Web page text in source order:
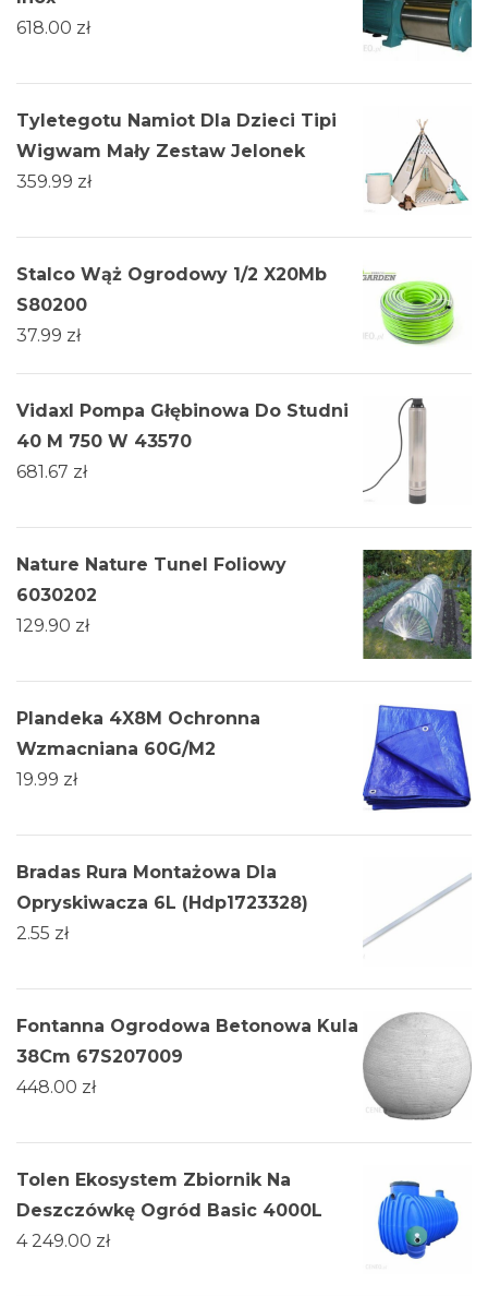
618.00 zł
Tyletegotu Namiot Dla Dzieci Tipi
Wigwam Mały Zestaw Jelonek
359.99 zł
Stalco Wąż Ogrodowy 1/2 X20Mb
S80200
37.99 zł
Vidaxl Pompa Głębinowa Do Studni
40 M 750 W 43570
681.67 zł
Nature Nature Tunel Foliowy
6030202
129.90 zł
Plandeka 4X8M Ochronna
Wzmacniana 60G/M2
19.99 zł
Bradas Rura Montażowa Dla
Opryskiwacza 6L (Hdp1723328)
2.55 zł
Fontanna Ogrodowa Betonowa Kula
38Cm 67S207009
448.00 zł
Tolen Ekosystem Zbiornik Na
Deszczówkę Ogród Basic 4000L
4 249.00 zł